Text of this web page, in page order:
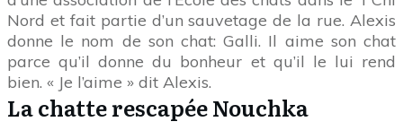
Nord et fait partie d’un sauvetage de la rue. Alexis
donne le nom de son chat: Galli. Il aime son chat
parce qu’il donne du bonheur et qu’il le lui rend
bien. « Je l’aime » dit Alexis.
La chatte rescapée Nouchka